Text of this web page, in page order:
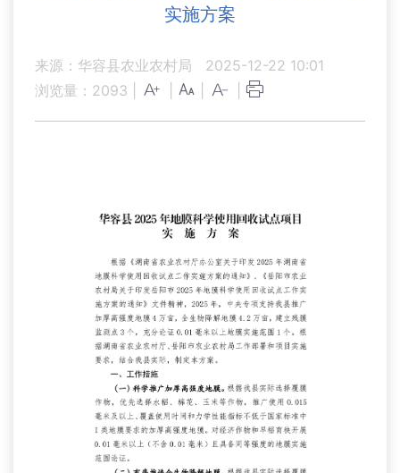
实施方案
来源：华容县农业农村局
2025-12-22 10:01
浏览量： 2093